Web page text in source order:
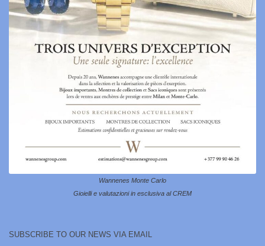
Wannenes Monte Carlo
Gioielli e valutazioni in esclusiva al CREM
SUBSCRIBE TO OUR NEWS VIA EMAIL